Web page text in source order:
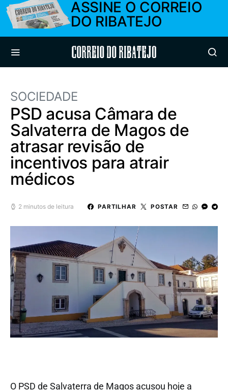
ASSINE O CORREIO
DO RIBATEJO
Correio do Ribatejo
SOCIEDADE
PSD acusa Câmara de
Salvaterra de Magos de
atrasar revisão de
incentivos para atrair
médicos
2 minutos de leitura PARTILHAR POSTAR
O PSD de Salvaterra de Magos acusou hoje a